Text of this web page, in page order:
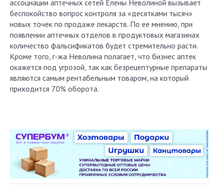
ассоциации аптечных сетей Елены Неволиной вызывает
беспокойство вопрос контроля за «десятками тысяч»
новых точек по продаже лекарств. По ее мнению, при
появлении аптечных отделов в продуктовых магазинах
количество фальсификатов будет стремительно расти.
Кроме того, г-жа Неволина полагает, что бизнес аптек
окажется под угрозой, так как безрецептурные препараты
являются самым рентабельным товаром, на который
приходится 70% оборота.